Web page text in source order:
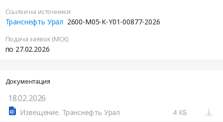
Ссылки на источники
Транснефть Урал 2600-M05-К-Y01-00877-2026
Подача заявок (МСК)
по 27.02.2026
Документация
18.02.2026
Извещение. Транснефть Урал 4 КБ